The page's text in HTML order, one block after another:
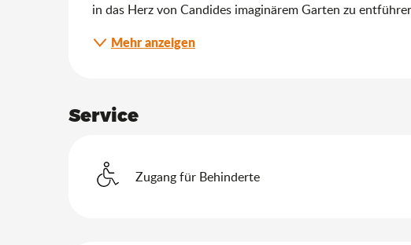
in das Herz von Candides imaginärem Garten zu
Mehr anzeigen
Service
Zugang für Behinderte